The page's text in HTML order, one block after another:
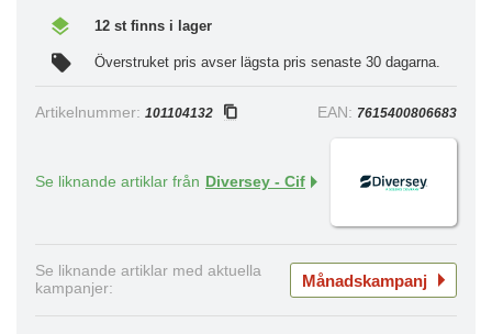
12 st finns i lager
Överstruket pris avser lägsta pris senaste 30 dagarna.
Artikelnummer: 101104132 EAN: 7615400806683
Se liknande artiklar från Diversey - Cif
Se liknande artiklar med aktuella
kampanjer:
Månadskampanj